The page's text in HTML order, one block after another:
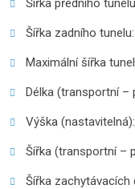
Šířka předního
Šířka zadního
Maximální šířka
Délka (transportní –
Výška
Šířka (transportní –
Šířka zachytávacích